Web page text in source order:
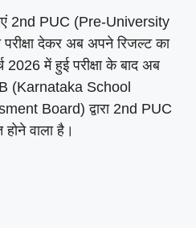
2nd PUC (Pre-University
परीक्षा देकर अब अपने रिजल्ट का
2026 में हुई परीक्षा के बाद अब
(Karnataka School
Board) द्वारा 2nd PUC
वाला है।